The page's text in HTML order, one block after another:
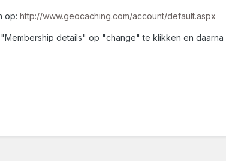
op: http://www.geocaching.com/account/default.aspx
details" op "change" te klikken en